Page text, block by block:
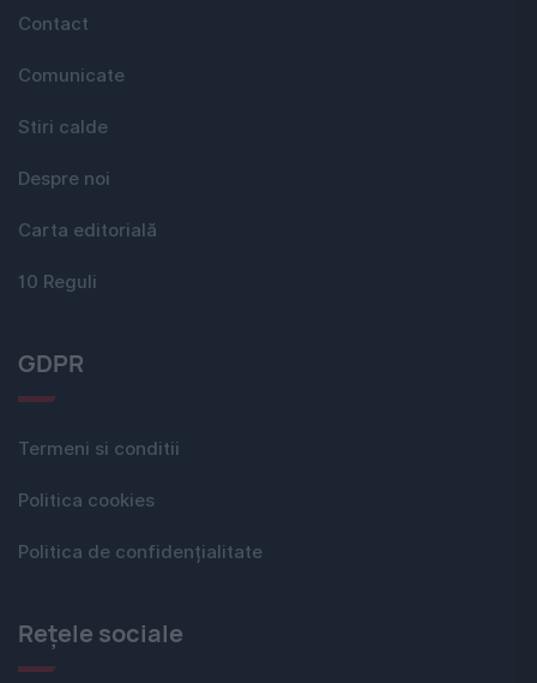
Contact
Comunicate
Stiri calde
Despre noi
Carta editorială
10 Reguli
GDPR
Termeni si conditii
Politica cookies
Politica de confidențialitate
Rețele sociale